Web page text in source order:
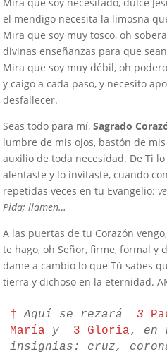
el mendigo necesita la limosna
Mira que soy muy tosco, oh
divinas enseñanzas para que
Mira que soy muy débil, oh
y caigo a cada paso, y necesito
desfallecer.
Seas todo para mí, Sagrado
lumbre de mis ojos, bastón de
auxilio de toda necesidad. De Ti
alentaste y lo invitaste, cuando
repetidas veces en tu Evangelio:
Pida; llamen…
A las puertas de tu Corazón
te hago, oh Señor, firme, formal y
dame a cambio lo que Tú sabes
tierra y dichoso en la eternidad.
† Aquí se rezará 3
María
y 3 Gloria, en
insignias: cruz,